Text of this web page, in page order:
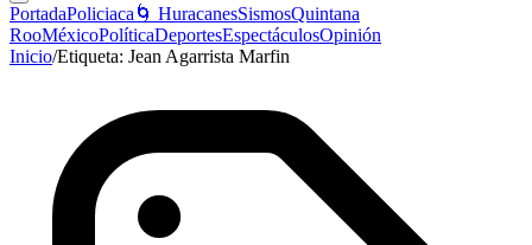
PortadaPoliciaca 🌀 HuracanesSismosQuintana
RooMéxicoPolíticaDeportesEspectáculosOpinión
Inicio/Etiqueta: Jean Agarrista Marfin